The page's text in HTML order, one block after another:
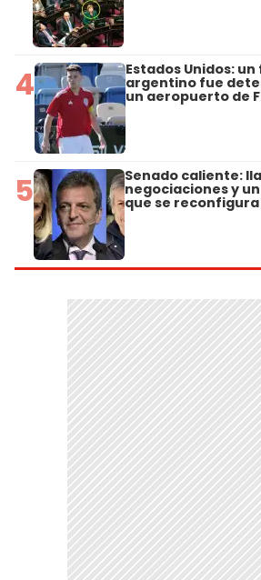
4 Estados Unidos:
argentino fue
un aeropuerto de
5 Senado caliente:
negociaciones y
que se reconfigura